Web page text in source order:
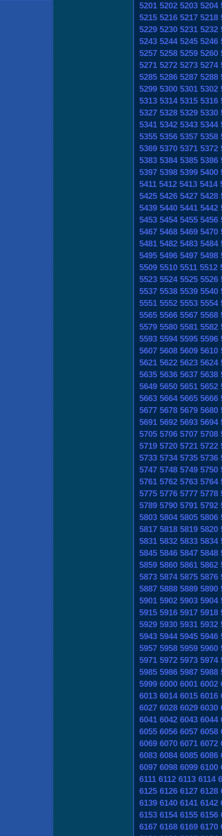
5201 5202 5203 5204
5215 5216 5217 5218
5229 5230 5231 5232
5243 5244 5245 5246
5257 5258 5259 5260
5271 5272 5273 5274
5285 5286 5287 5288
5299 5300 5301 5302
5313 5314 5315 5316
5327 5328 5329 5330
5341 5342 5343 5344
5355 5356 5357 5358
5369 5370 5371 5372
5383 5384 5385 5386
5397 5398 5399 5400
5411 5412 5413 5414
5425 5426 5427 5428
5439 5440 5441 5442
5453 5454 5455 5456
5467 5468 5469 5470
5481 5482 5483 5484
5495 5496 5497 5498
5509 5510 5511 5512
5523 5524 5525 5526
5537 5538 5539 5540
5551 5552 5553 5554
5565 5566 5567 5568
5579 5580 5581 5582
5593 5594 5595 5596
5607 5608 5609 5610
5621 5622 5623 5624
5635 5636 5637 5638
5649 5650 5651 5652
5663 5664 5665 5666
5677 5678 5679 5680
5691 5692 5693 5694
5705 5706 5707 5708
5719 5720 5721 5722
5733 5734 5735 5736
5747 5748 5749 5750
5761 5762 5763 5764
5775 5776 5777 5778
5789 5790 5791 5792
5803 5804 5805 5806
5817 5818 5819 5820
5831 5832 5833 5834
5845 5846 5847 5848
5859 5860 5861 5862
5873 5874 5875 5876
5887 5888 5889 5890
5901 5902 5903 5904
5915 5916 5917 5918
5929 5930 5931 5932
5943 5944 5945 5946
5957 5958 5959 5960
5971 5972 5973 5974
5985 5986 5987 5988
5999 6000 6001 6002
6013 6014 6015 6016
6027 6028 6029 6030
6041 6042 6043 6044
6055 6056 6057 6058
6069 6070 6071 6072
6083 6084 6085 6086
6097 6098 6099 6100
6111 6112 6113 6114
6125 6126 6127 6128
6139 6140 6141 6142
6153 6154 6155 6156
6167 6168 6169 6170